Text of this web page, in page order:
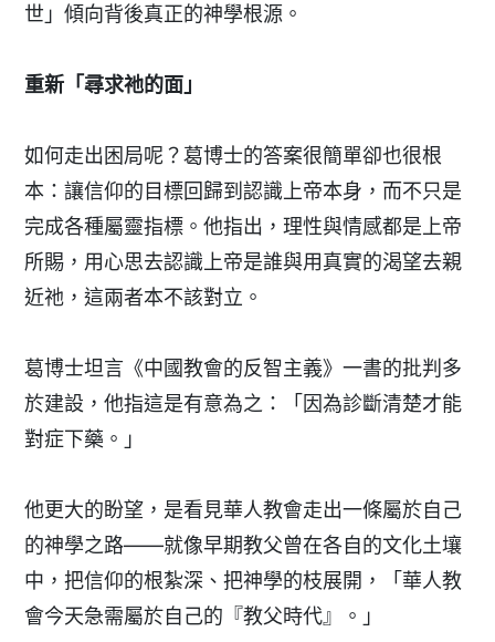
世」傾向背後真正的神學根源。
重新「尋求祂的面」
如何走出困局呢？葛博士的答案很簡單卻也很根
本：讓信仰的目標回歸到認識上帝本身，而不只是
完成各種屬靈指標。他指出，理性與情感都是上帝
所賜，用心思去認識上帝是誰與用真實的渴望去親
近祂，這兩者本不該對立。
葛博士坦言《中國教會的反智主義》一書的批判多
於建設，他指這是有意為之：「因為診斷清楚才能
對症下藥。」
他更大的盼望，是看見華人教會走出一條屬於自己
的神學之路——就像早期教父曾在各自的文化土壤
中，把信仰的根紮深、把神學的枝展開，
「華人教
會今天急需屬於自己的『教父時代』。」